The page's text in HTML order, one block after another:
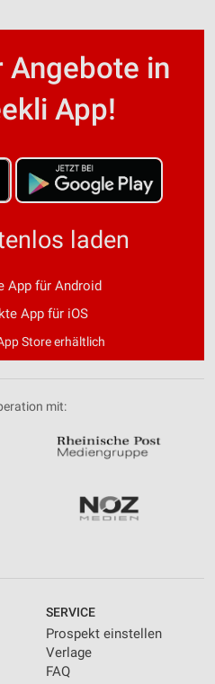
Angebote in
App!
laden
App für Android
App für iOS
Store erhältlich
mit:
SERVICE
Prospekt einstellen
Verlage
FAQ